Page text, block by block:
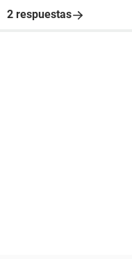
2 respuestas